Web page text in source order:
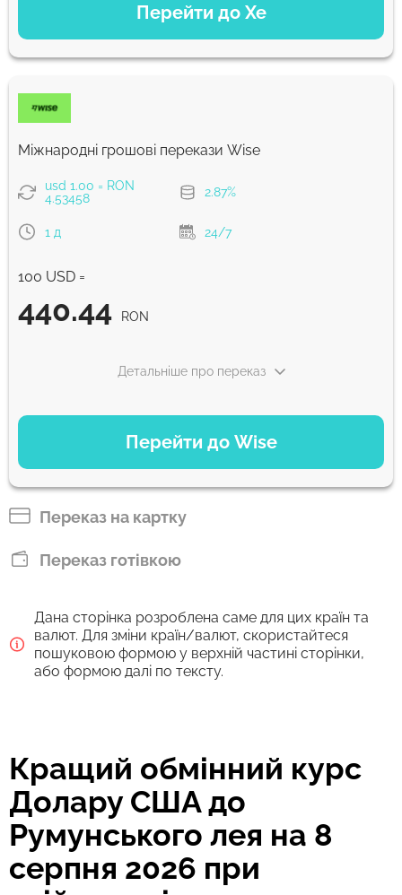
Перейти до Xe
440.8 RON NaN д
Комісія Strumok, завжди 0%
Міжнародні грошові перекази Wise
usd 1.00 = RON
4.53458
2.87%
1 д 24/7
100 USD =
440.44 RON
Перейти до Wise
Детальніше про переказ
ВАРІАНТИ ОПЛАТИ
Сплатити карткою
440.44 RON 1 д
Комісія Strumok, завжди 0%
Переказ на картку
Переказ готівкою
Дана сторінка розроблена саме для цих країн та
валют. Для зміни країн/валют, скористайтеся
пошуковою формою у верхній частині сторінки,
або формою далі по тексту.
Кращий обмінний курс
Долару США до
Румунського лея на 8
серпня 2026 при